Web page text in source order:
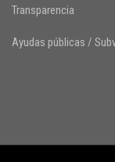
Transparencia
Ayudas públicas /